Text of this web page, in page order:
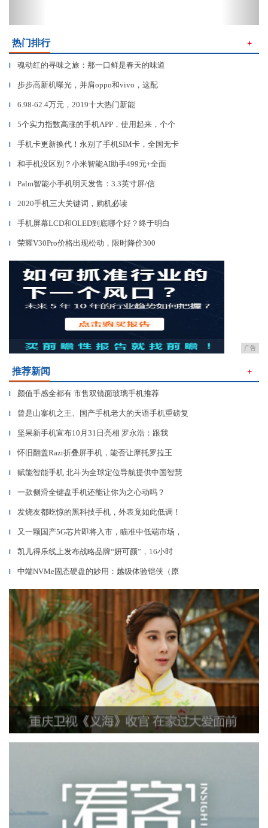
热门排行 ＋
▎ 魂动红的寻味之旅：那一口鲜是春天的味道
▎ 步步高新机曝光，并肩oppo和vivo，这配
▎ 6.98-62.4万元，2019十大热门新能
▎ 5个实力指数高涨的手机APP，使用起来，个个
▎ 手机卡更新换代！永别了手机SIM卡，全国无卡
▎ 和手机没区别？小米智能AI助手499元+全面
▎ Palm智能小手机明天发售：3.3英寸屏/信
▎ 2020手机三大关键词，购机必读
▎ 手机屏幕LCD和OLED到底哪个好？终于明白
▎ 荣耀V30Pro价格出现松动，限时降价300
广告
推荐新闻 ＋
▎ 颜值手感全都有 市售双镜面玻璃手机推荐
▎ 曾是山寨机之王、国产手机老大的天语手机重磅复
▎ 坚果新手机宣布10月31日亮相 罗永浩：跟我
▎ 怀旧翻盖Razr折叠屏手机，能否让摩托罗拉王
▎ 赋能智能手机 北斗为全球定位导航提供中国智慧
▎ 一款侧滑全键盘手机还能让你为之心动吗？
▎ 发烧友都吃惊的黑科技手机，外表竟如此低调！
▎ 又一颗国产5G芯片即将入市，瞄准中低端市场，
▎ 凯儿得乐线上发布战略品牌“妍可颜”，16小时
▎ 中端NVMe固态硬盘的妙用：越级体验铠侠（原